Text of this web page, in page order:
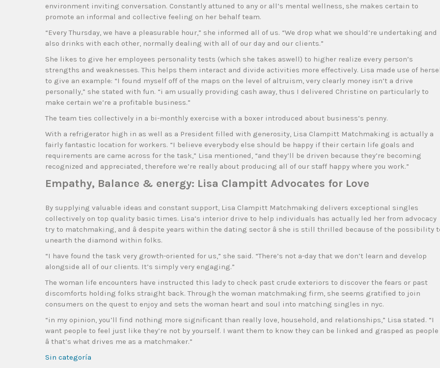
environment inviting conversation. Constantly attuned to any or all’s mental wellness, she makes certain to
promote an informal and collective feeling on her behalf team.
“Every Thursday, we have a pleasurable hour,” she informed all of us. “We drop what we should’re undertaking and
also drinks with each other, normally dealing with all of our day and our clients.”
She likes to give her employees personality tests (which she takes aswell) to higher realize every person’s
strengths and weaknesses. This helps them interact and divide activities more effectively. Lisa made use of
to give an example: “I found myself off of the maps on the level of altruism, very clearly money isn’t a drive
personally,” she stated with fun. “i am usually providing cash away, thus I delivered Christine on particularly to
make certain we’re a profitable business.”
The team ties collectively in a bi-monthly exercise with a boxer introduced about business’s penny.
With a refrigerator high in as well as a President filled with generosity, Lisa Clampitt Matchmaking is actually a
fairly fantastic location for workers. “I believe everybody else should be happy if their certain life goals and
requirements are came across for the task,” Lisa mentioned, “and they’ll be driven because they’re becoming
recognized and appreciated, therefore we’re really about producing all of our staff happy where you work.”
Empathy, Balance & energy: Lisa Clampitt Advocates for Love
By supplying valuable ideas and constant support, Lisa Clampitt Matchmaking delivers exceptional singles
collectively on top quality basic times. Lisa’s interior drive to help individuals has actually led her from advocacy
try to matchmaking, and â despite years within the dating sector â she is still thrilled because of the possibility
unearth the diamond within folks.
“I have found the task very growth-oriented for us,” she said. “There’s not a-day that we don’t learn and develop
alongside all of our clients. It’s simply very engaging.”
The woman life encounters have instructed this lady to check past crude exteriors to discover the fears or past
discomforts holding folks straight back. Through the woman matchmaking firm, she seems gratified to join
consumers on the quest to enjoy and sets the woman heart and soul into matching singles in nyc.
“in my opinion, you’ll find nothing more significant than really love, household, and relationships,” Lisa stated. “I
want people to feel just like they’re not by yourself. I want them to know they can be linked and grasped as people
â that’s what drives me as a matchmaker.”
Sin categoría